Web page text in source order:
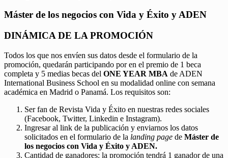
Máster de los negocios con Vida y Éxito y ADEN
DINÁMICA DE LA PROMOCIÓN
Todos los que nos envíen sus datos desde el formulario de la
promoción, quedarán participando por en el premio de 1 beca
completa y 5 medias becas del ONE YEAR MBA de ADEN
International Business School en su modalidad online con semana
académica en Madrid o Panamá. Los requisitos son:
Ser fan de Revista Vida y Éxito en nuestras redes sociales
(Facebook, Twitter, Linkedin e Instagram).
Ingresar al link de la publicación y enviarnos los datos
solicitados en el formulario de la landing page de Máster de
los negocios con Vida y Éxito y ADEN.
Cantidad de ganadores: la promoción tendrá 1 ganador de una